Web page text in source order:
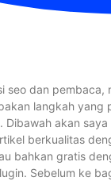
seo dan pembaca,
langkah yang
Dibawah akan saya
berkualitas
bahkan gratis
Sebelum ke